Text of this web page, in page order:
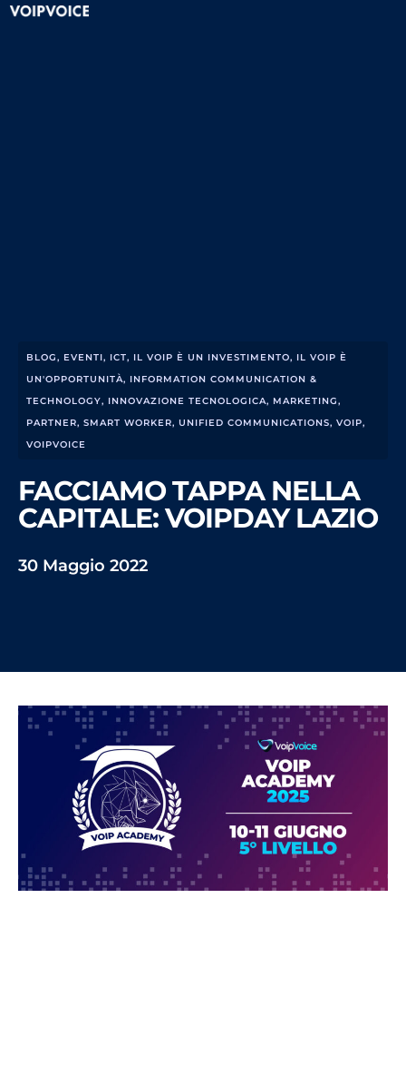
BLOG, EVENTI, ICT, IL VOIP È UN INVESTIMENTO, IL VOIP È
UN'OPPORTUNITÀ, INFORMATION COMMUNICATION &
TECHNOLOGY, INNOVAZIONE TECNOLOGICA, MARKETING,
PARTNER, SMART WORKER, UNIFIED COMMUNICATIONS, VOIP,
VOIPVOICE
FACCIAMO TAPPA NELLA
CAPITALE: VOIPDAY LAZIO
30 Maggio 2022